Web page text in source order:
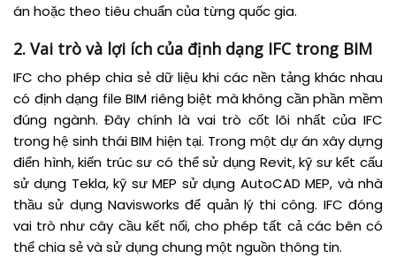
án hoặc theo tiêu chuẩn của từng quốc gia.
2. Vai trò và lợi ích của định dạng IFC trong BIM
IFC cho phép chia sẻ dữ liệu khi các nền tảng khác nhau
có định dạng file BIM riêng biệt mà không cần phần mềm
đúng ngành. Đây chính là vai trò cốt lõi nhất của IFC
trong hệ sinh thái BIM hiện tại. Trong một dự án xây dựng
điển hình, kiến trúc sư có thể sử dụng Revit, kỹ sư kết cấu
sử dụng Tekla, kỹ sư MEP sử dụng AutoCAD MEP, và nhà
thầu sử dụng Navisworks để quản lý thi công. IFC đóng
vai trò như cây cầu kết nối, cho phép tất cả các bên có
thể chia sẻ và sử dụng chung một nguồn thông tin.